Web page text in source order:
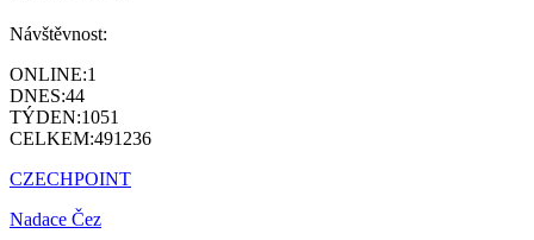
Návštěvnost:
ONLINE:1
DNES:44
TÝDEN:1051
CELKEM:491236
CZECHPOINT
Nadace Čez